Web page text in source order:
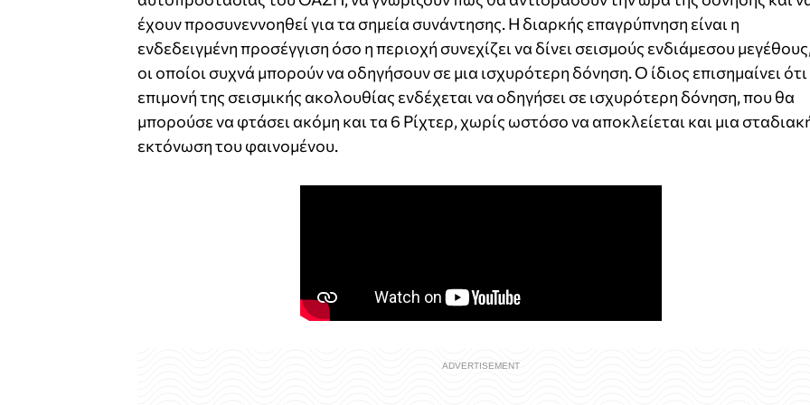
έχουν προσυνεννοηθεί για τα σημεία συνάντησης. Η διαρκής επαγρύπνηση είναι η
ενδεδειγμένη προσέγγιση όσο η περιοχή συνεχίζει να δίνει σεισμούς ενδιάμεσου μεγέθους,
οι οποίοι συχνά μπορούν να οδηγήσουν σε μια ισχυρότερη δόνηση. Ο ίδιος επισημαίνει ότι
επιμονή της σεισμικής ακολουθίας ενδέχεται να οδηγήσει σε ισχυρότερη δόνηση, που θα
μπορούσε να φτάσει ακόμη και τα 6 Ρίχτερ, χωρίς ωστόσο να αποκλείεται και μια
εκτόνωση του φαινομένου.